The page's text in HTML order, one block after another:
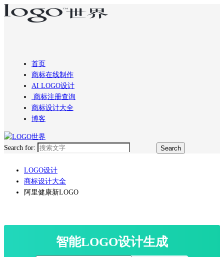
首页
商标在线制作
AI LOGO设计
商标注册查询
商标设计大全
博客
Search for:
LOGO设计
商标设计大全
阿里健康新LOGO
智能LOGO设计生成